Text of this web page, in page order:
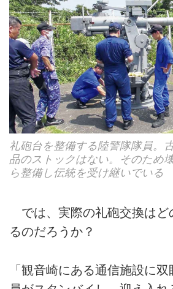
礼砲台を整備する陸警隊隊員。
品のストックはない。そのため
ら整備し伝統を受け継いでいる
では、実際の礼砲交換はど
るのだろうか？
「観音崎にある通信施設に